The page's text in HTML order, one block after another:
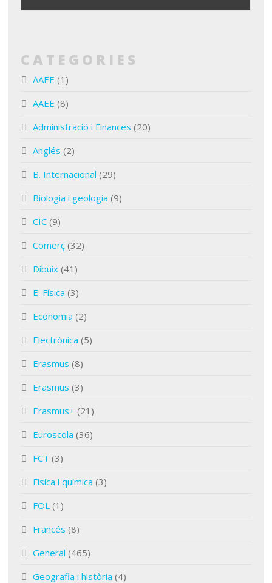
CATEGORIES
AAEE (1)
AAEE (8)
Administració i Finances (20)
Anglés (2)
B. Internacional (29)
Biologia i geologia (9)
CIC (9)
Comerç (32)
Dibuix (41)
E. Física (3)
Economia (2)
Electrònica (5)
Erasmus (8)
Erasmus (3)
Erasmus+ (21)
Euroscola (36)
FCT (3)
Física i química (3)
FOL (1)
Francés (8)
General (465)
Geografia i història (4)